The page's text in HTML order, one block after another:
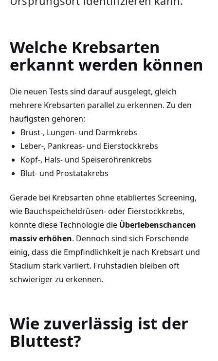
Welche Krebsarten
erkannt werden können
Die neuen Tests sind darauf ausgelegt, gleich
mehrere Krebsarten parallel zu erkennen. Zu den
häufigsten gehören:
Brust-, Lungen- und Darmkrebs
Leber-, Pankreas- und Eierstockkrebs
Kopf-, Hals- und Speiseröhrenkrebs
Blut- und Prostatakrebs
Gerade bei Krebsarten ohne etabliertes Screening,
wie Bauchspeicheldrüsen- oder Eierstockkrebs,
könnte diese Technologie die Überlebenschancen
massiv erhöhen. Dennoch sind sich Forschende
einig, dass die Empfindlichkeit je nach Krebsart und
Stadium stark variiert. Frühstadien bleiben oft
schwieriger zu erkennen.
Wie zuverlässig ist der
Bluttest?